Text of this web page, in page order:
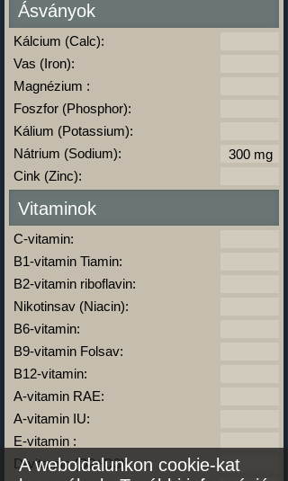
Ásványok
Kálcium (Calc):
Vas (Iron):
Magnézium :
Foszfor (Phosphor):
Kálium (Potassium):
Nátrium (Sodium):
Cink (Zinc):
Vitaminok
C-vitamin:
B1-vitamin Tiamin:
B2-vitamin riboflavin:
Nikotinsav (Niacin):
B6-vitamin:
B9-vitamin Folsav:
B12-vitamin:
A-vitamin RAE:
A-vitamin IU:
E-vitamin :
D-vitamin (D2+D3):
A weboldalunkon cookie-kat